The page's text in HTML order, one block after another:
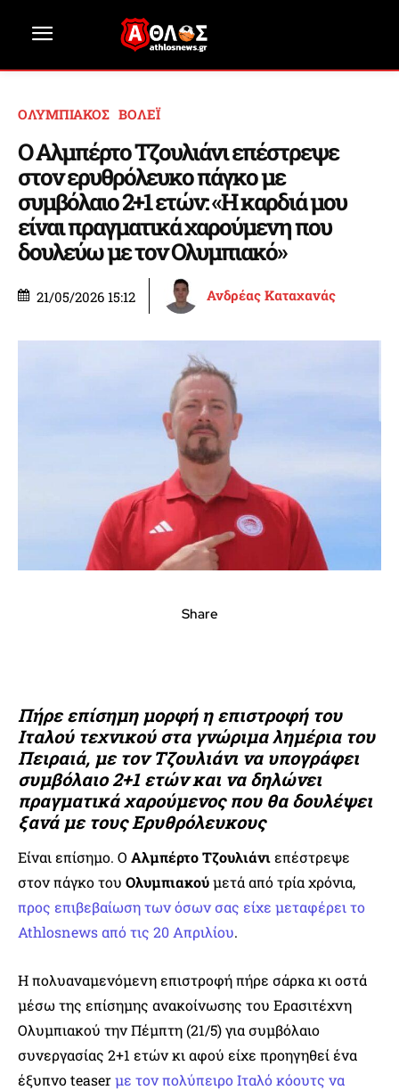
ΟΛΥΜΠΙΑΚΟΣ ΒΟΛΕΪ
Ο Αλμπέρτο Τζουλιάνι επέστρεψε
στον ερυθρόλευκο πάγκο με
συμβόλαιο 2+1 ετών: «Η καρδιά μου
είναι πραγματικά χαρούμενη που
δουλεύω με τον Ολυμπιακό»
21/05/2026 15:12 Ανδρέας Καταχανάς
Share
Πήρε επίσημη μορφή η επιστροφή του
Ιταλού τεχνικού στα γνώριμα λημέρια του
Πειραιά, με τον Τζουλιάνι να υπογράφει
συμβόλαιο 2+1 ετών και να δηλώνει
πραγματικά χαρούμενος που θα δουλέψει
ξανά με τους Ερυθρόλευκους
Είναι επίσημο. Ο Αλμπέρτο Τζουλιάνιεπέστρεψε
στον πάγκο του Ολυμπιακούμετά από τρία χρόνια,
προς επιβεβαίωση των όσων σας είχε μεταφέρει το
Athlosnews από τις 20 Απριλίου.
Η πολυαναμενόμενη επιστροφή πήρε σάρκα κι οστά
μέσω της επίσημης ανακοίνωσης του Ερασιτέχνη
Ολυμπιακού την Πέμπτη (21/5) για συμβόλαιο
συνεργασίας 2+1 ετών κι αφού είχε προηγηθεί ένα
έξυπνο teaserμε τον πολύπειρο Ιταλό κόουτς να